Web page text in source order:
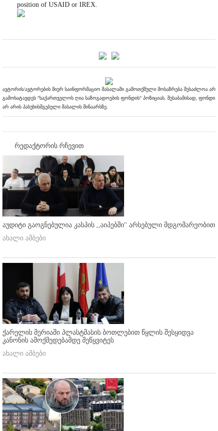
position of USAID or IREX.
ავტორის/ავტორების მიერ საინფორმაციო მასალაში გამოთქმული მოსაზრება შესაძლოა არ
გამოხატავდეს "საქართველოს ღია საზოგადოების ფონდის" პოზიციას. შესაბამისად, ფონდი
არ არის პასუხისმგებელი მასალის შინაარსზე.
რედაქტორის რჩევით
აუდიტი გაოგნებულია კასპის ,,აიპებში'' არსებული მდგომარეობით
ახალი ამბები
ქარელის მერიაში პლასტმასის ბოთლებით წყლის შესყიდვა
კანონის ამოქმედებამდე შეწყვიტეს
ახალი ამბები